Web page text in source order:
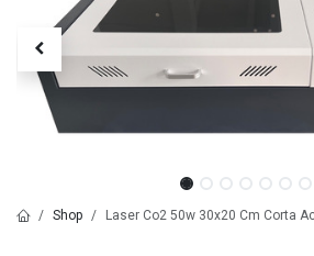
Shop Laser Co2 50w 30x20 Cm Corta